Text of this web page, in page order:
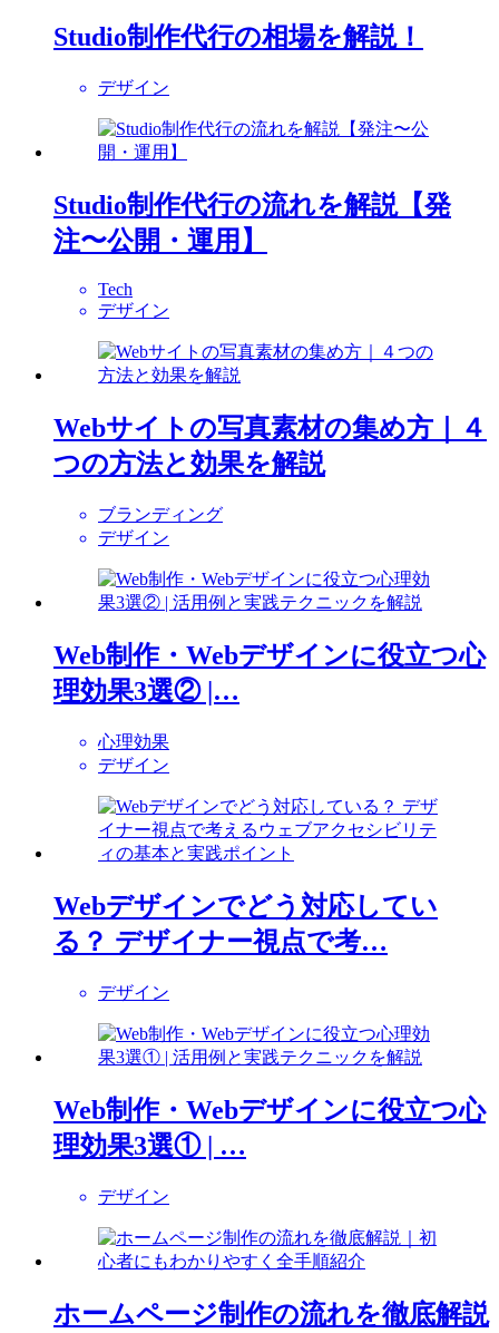
Studio制作代行の相場を解説！
デザイン
Studio制作代行の流れを解説【発
注〜公開・運用】
Tech
デザイン
Webサイトの写真素材の集め方｜４
つの方法と効果を解説
ブランディング
デザイン
Web制作・Webデザインに役立つ心
理効果3選② |…
心理効果
デザイン
Webデザインでどう対応してい
る？ デザイナー視点で考…
デザイン
Web制作・Webデザインに役立つ心
理効果3選① | …
デザイン
ホームページ制作の流れを徹底解説